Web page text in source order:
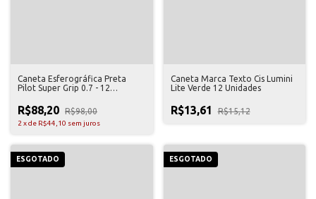
Caneta Esferográfica Preta
Pilot Super Grip 0.7 - 12
R$88,20 R$98,00
2 xde R$44,10 sem juros
Caneta Marca Texto Cis Lumini
Lite Verde 12 Unidades
R$13,61 R$15,12
ESGOTADO ESGOTADO